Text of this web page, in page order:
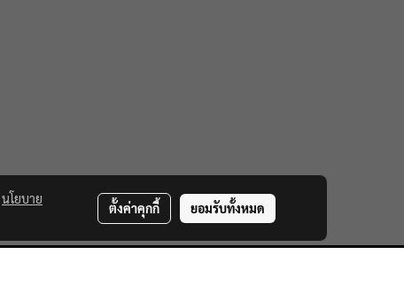
นโยบาย
ตั้งค่าคุกกี้ ยอมรับทั้งหมด